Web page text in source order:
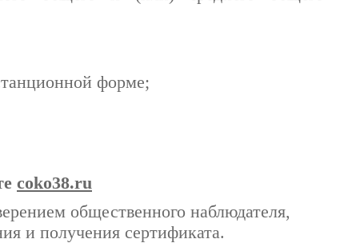
форме;
coko38.ru
общественного наблюдателя,
и получения сертификата.